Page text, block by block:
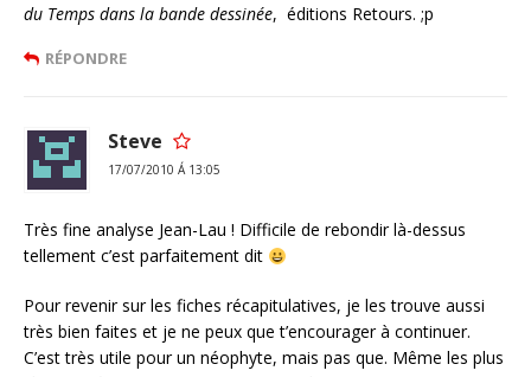
du Temps dans la bande dessinée, éditions Retours. ;p
RÉPONDRE
Steve
17/07/2010 Á 13:05
Très fine analyse Jean-Lau ! Difficile de rebondir là-dessus
tellement c’est parfaitement dit
Pour revenir sur les fiches récapitulatives, je les trouve aussi
très bien faites et je ne peux que t’encourager à continuer.
C’est très utile pour un néophyte, mais pas que. Même les plus